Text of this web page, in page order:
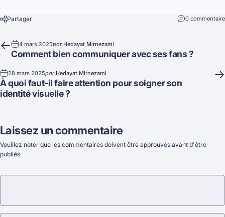
Partager 0 commentaire
4 mars 2025par Hedayat Mirnezami
Comment bien communiquer avec ses fans ?
28 mars 2025par Hedayat Mirnezami
À quoi faut-il faire attention pour soigner son
identité visuelle ?
Laissez un commentaire
Veuillez noter que les commentaires doivent être approuvés avant d'être
publiés.